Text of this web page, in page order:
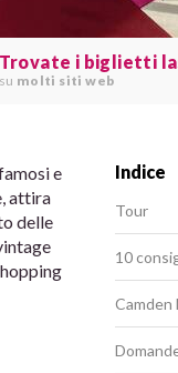
Trovate i biglietti
su molti siti web
e
attira
delle
Indice
Tour
10